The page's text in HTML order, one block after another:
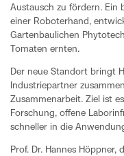
Austausch zu fördern. Ein
einer Roboterhand,
Gartenbaulichen
Tomaten ernten.
Der neue Standort bringt
Industriepartner
Zusammenarbeit. Ziel ist
Forschung, offene
schneller in die
Prof. Dr. Hannes Höppner,